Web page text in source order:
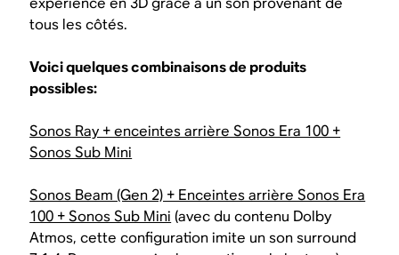
tous les côtés.
Voici quelques combinaisons de produits
possibles:
Sonos Ray + enceintes arrière Sonos Era 100 +
Sonos Sub Mini
Sonos Beam (Gen 2) + Enceintes arrière Sonos Era
100 + Sonos Sub Mini (avec du contenu Dolby
Atmos, cette configuration imite un son surround